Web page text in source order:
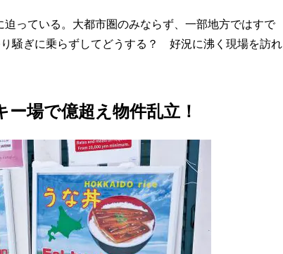
っている。大都市圏のみならず、一部地方ではすで
騒ぎに乗らずしてどうする？ 好況に沸く現場を訪れ
ー場で億超え物件乱立！